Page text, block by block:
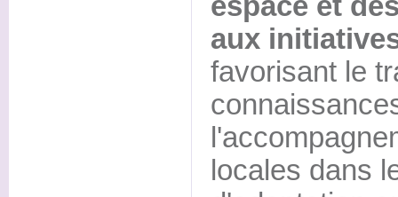
aux
favorisant le
locales dans